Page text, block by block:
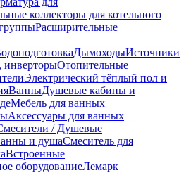
коллекторы для котельного
Расширительные
ДымоходыИсточники
инверторыОтопительные
Электрический тёплый пол и
ВанныДушевые кабины и
Мебель для ванных
Аксессуары для ванных
/ Душевые
и душаСмеситель для
Встроенные
оборудованиеЛемарк